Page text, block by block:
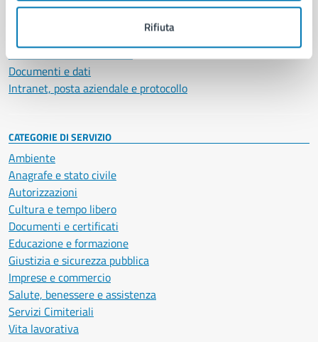
Rifiuta
Personale amministrativo
Documenti e dati
Intranet, posta aziendale e protocollo
CATEGORIE DI SERVIZIO
Ambiente
Anagrafe e stato civile
Autorizzazioni
Cultura e tempo libero
Documenti e certificati
Educazione e formazione
Giustizia e sicurezza pubblica
Imprese e commercio
Salute, benessere e assistenza
Servizi Cimiteriali
Vita lavorativa